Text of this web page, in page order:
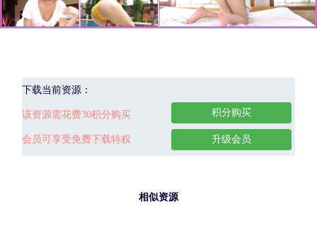
下载当前资源：
该资源需花费30积分购买
会员可享受免费下载特权
积分购买
升级会员
相似资源